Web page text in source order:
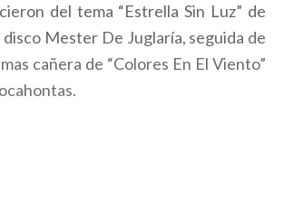
del tema “Estrella Sin Luz” de
disco Mester De Juglaría, seguida de
cañera de “Colores En El Viento”